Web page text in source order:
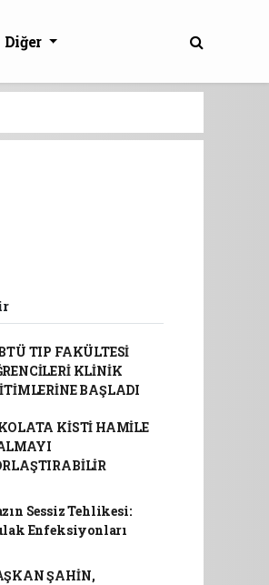
Diğer
TIP FAKÜLTESİ
KLİNİK
BAŞLADI
KİSTİ HAMİLE
Sessiz Tehlikesi:
Enfeksiyonları
ŞAHİN,